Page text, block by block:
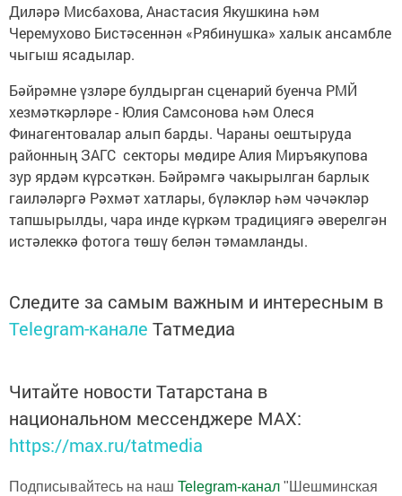
Диләрә Мисбахова, Анастасия Якушкина һәм
Черемухово Бистәсеннән «Рябинушка» халык ансамбле
чыгыш ясадылар.
Бәйрәмне үзләре булдырган сценарий буенча РМЙ
хезмәткәрләре - Юлия Самсонова һәм Олеся
Финагентовалар алып барды. Чараны оештыруда
районның ЗАГС секторы мөдире Алия Миръякупова
зур ярдәм күрсәткән. Бәйрәмгә чакырылган барлык
гаиләләргә Рәхмәт хатлары, бүләкләр һәм чәчәкләр
тапшырылды, чара инде күркәм традициягә әверелгән
истәлеккә фотога төшү белән тәмамланды.
Следите за самым важным и интересным в
Telegram-канале Татмедиа
Читайте новости Татарстана в
национальном мессенджере MАХ:
https://max.ru/tatmedia
Подписывайтесь на наш Telegram-канал "Шешминская